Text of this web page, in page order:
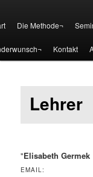
Die Methode¬
Kontakt
Lehrer
"Elisabeth Germek
EMAIL: